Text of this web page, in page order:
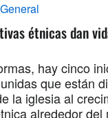
étnicas dan
hay cinco
que están
la iglesia al
alrededor del